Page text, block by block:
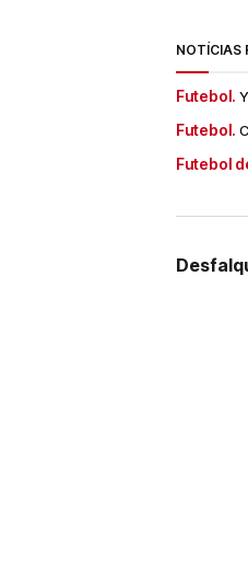
NOTÍCIAS
Futebol.
Futebol.
Futebol